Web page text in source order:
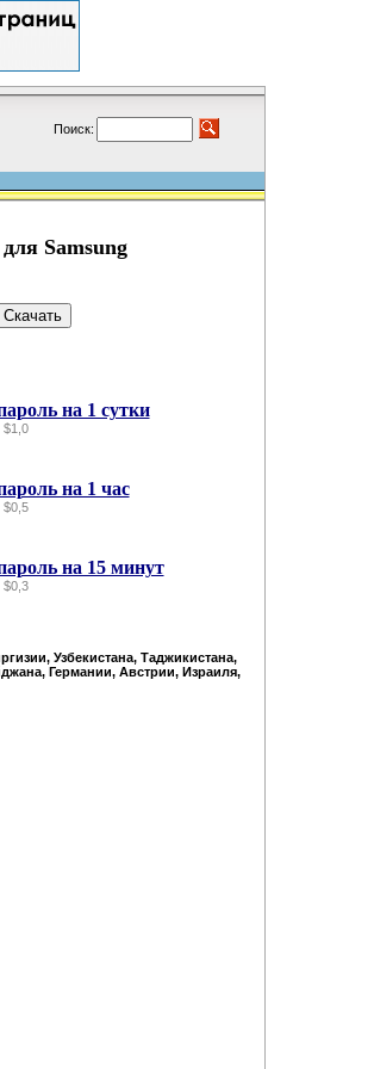
Поиск:
Samsung
на 1 сутки
$1,0
на 1 час
$0,5
на 15 минут
$0,3
Узбекистана, Таджикистана,
Германии, Австрии, Израиля,